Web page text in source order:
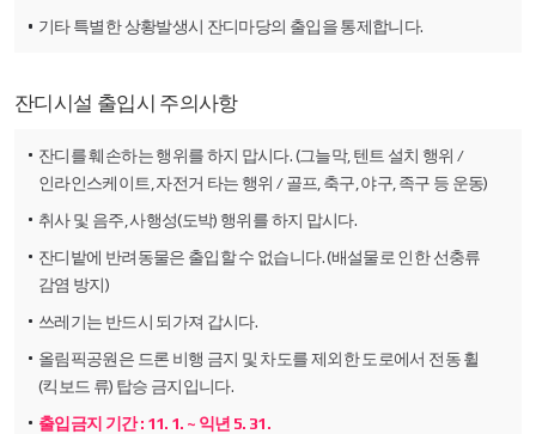
기타 특별한 상황발생시 잔디마당의 출입을 통제합니다.
잔디시설 출입시 주의사항
잔디를 훼손하는 행위를 하지 맙시다. (그늘막, 텐트 설치 행위 /
인라인스케이트, 자전거 타는 행위 / 골프, 축구, 야구, 족구 등 운동)
취사 및 음주, 사행성(도박) 행위를 하지 맙시다.
잔디밭에 반려동물은 출입할 수 없습니다. (배설물로 인한 선충류
감염 방지)
쓰레기는 반드시 되가져 갑시다.
올림픽공원은 드론 비행 금지 및 차도를 제외한 도로에서 전동 휠
(킥보드 류) 탑승 금지입니다.
출입금지 기간 : 11. 1. ~ 익년 5. 31.